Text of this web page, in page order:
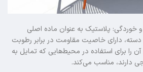
و خوردگی: پلاستیک به عنوان ماده اصلی
دارای خاصیت مقاومت در برابر رطوبت
را برای استفاده در محیط‌هایی که تمایل به
دارند، مناسب می‌کند.